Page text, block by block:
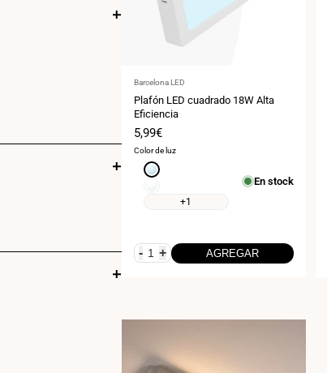
Proveedor:
Barcelona LED
Plafón LED cuadrado 18W Alta
Eficiencia
Precio
de
venta
5,99€
Color de luz
Blanco
+1
En stock
- + AGREGAR